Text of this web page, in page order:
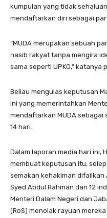
kumpulan yang tidak
mendaftarkan diri sebagai
“MUDA merupakan sebuah
nasib rakyat tanpa mengira
sama seperti UPKO,” katanya
Beliau mengulas keputusan
ini yang memerintahkan
mendaftarkan MUDA
14 hari.
Dalam laporan media hari ini,
membuat keputusan itu,
semakan kehakiman difailkan
Syed Abdul Rahman dan 12
Menteri Dalam Negeri dan
(RoS) menolak rayuan